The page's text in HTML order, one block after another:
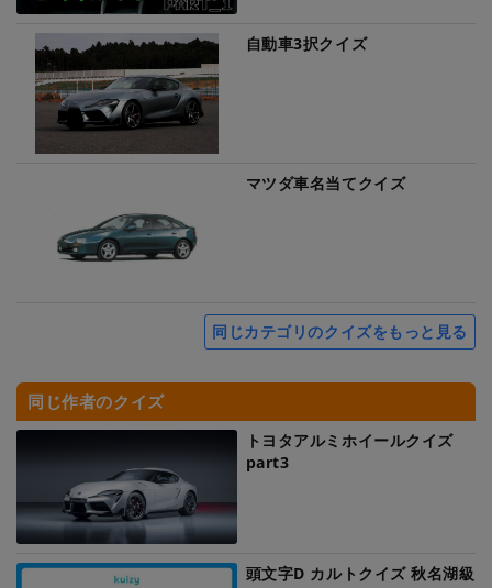
自動車3択クイズ
マツダ車名当てクイズ
同じカテゴリのクイズをもっと見る
同じ作者のクイズ
トヨタアルミホイールクイズ
part3
頭文字D カルトクイズ 秋名湖級